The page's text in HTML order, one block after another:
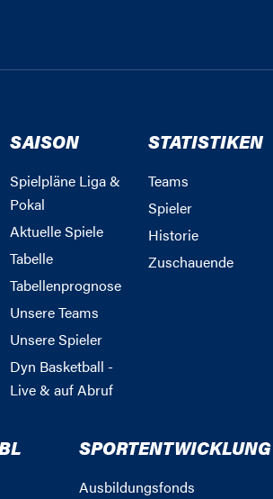
SAISON
Spielpläne Liga &
Pokal
Aktuelle Spiele
Tabelle
Tabellenprognose
Unsere Teams
Unsere Spieler
Dyn Basketball -
Live & auf Abruf
STATISTIKEN
Teams
Spieler
Historie
Zuschauende
SPORTENTWICKLUNG
Ausbildungsfonds